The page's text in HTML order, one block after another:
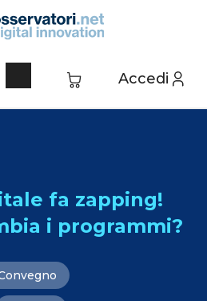
Accedi
fa zapping!
i programmi?